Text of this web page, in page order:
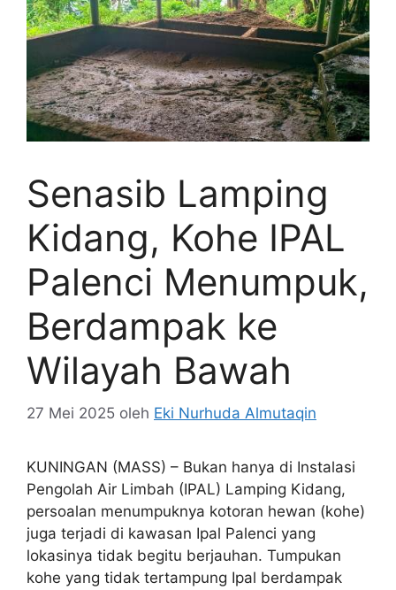
Senasib Lamping
Kidang, Kohe IPAL
Palenci Menumpuk,
Berdampak ke
Wilayah Bawah
27 Mei 2025 oleh Eki Nurhuda Almutaqin
KUNINGAN (MASS) – Bukan hanya di Instalasi
Pengolah Air Limbah (IPAL) Lamping Kidang,
persoalan menumpuknya kotoran hewan (kohe)
juga terjadi di kawasan Ipal Palenci yang
lokasinya tidak begitu berjauhan. Tumpukan
kohe yang tidak tertampung Ipal berdampak